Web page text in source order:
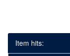
Item hits: